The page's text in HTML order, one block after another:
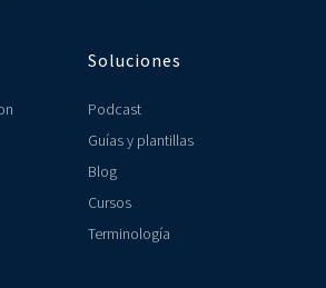
Soluciones
Podcast
Guías y plantillas
Blog
Cursos
Terminología